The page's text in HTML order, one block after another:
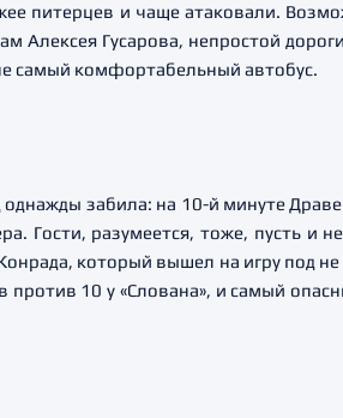
питерцев и чаще атаковали.
Алексея Гусарова, непростой
самый комфортабельный автобус.
забила: на 10-й минуте
Гости, разумеется, тоже, пусть и
который вышел на игру
против 10 у «Слована», и самый